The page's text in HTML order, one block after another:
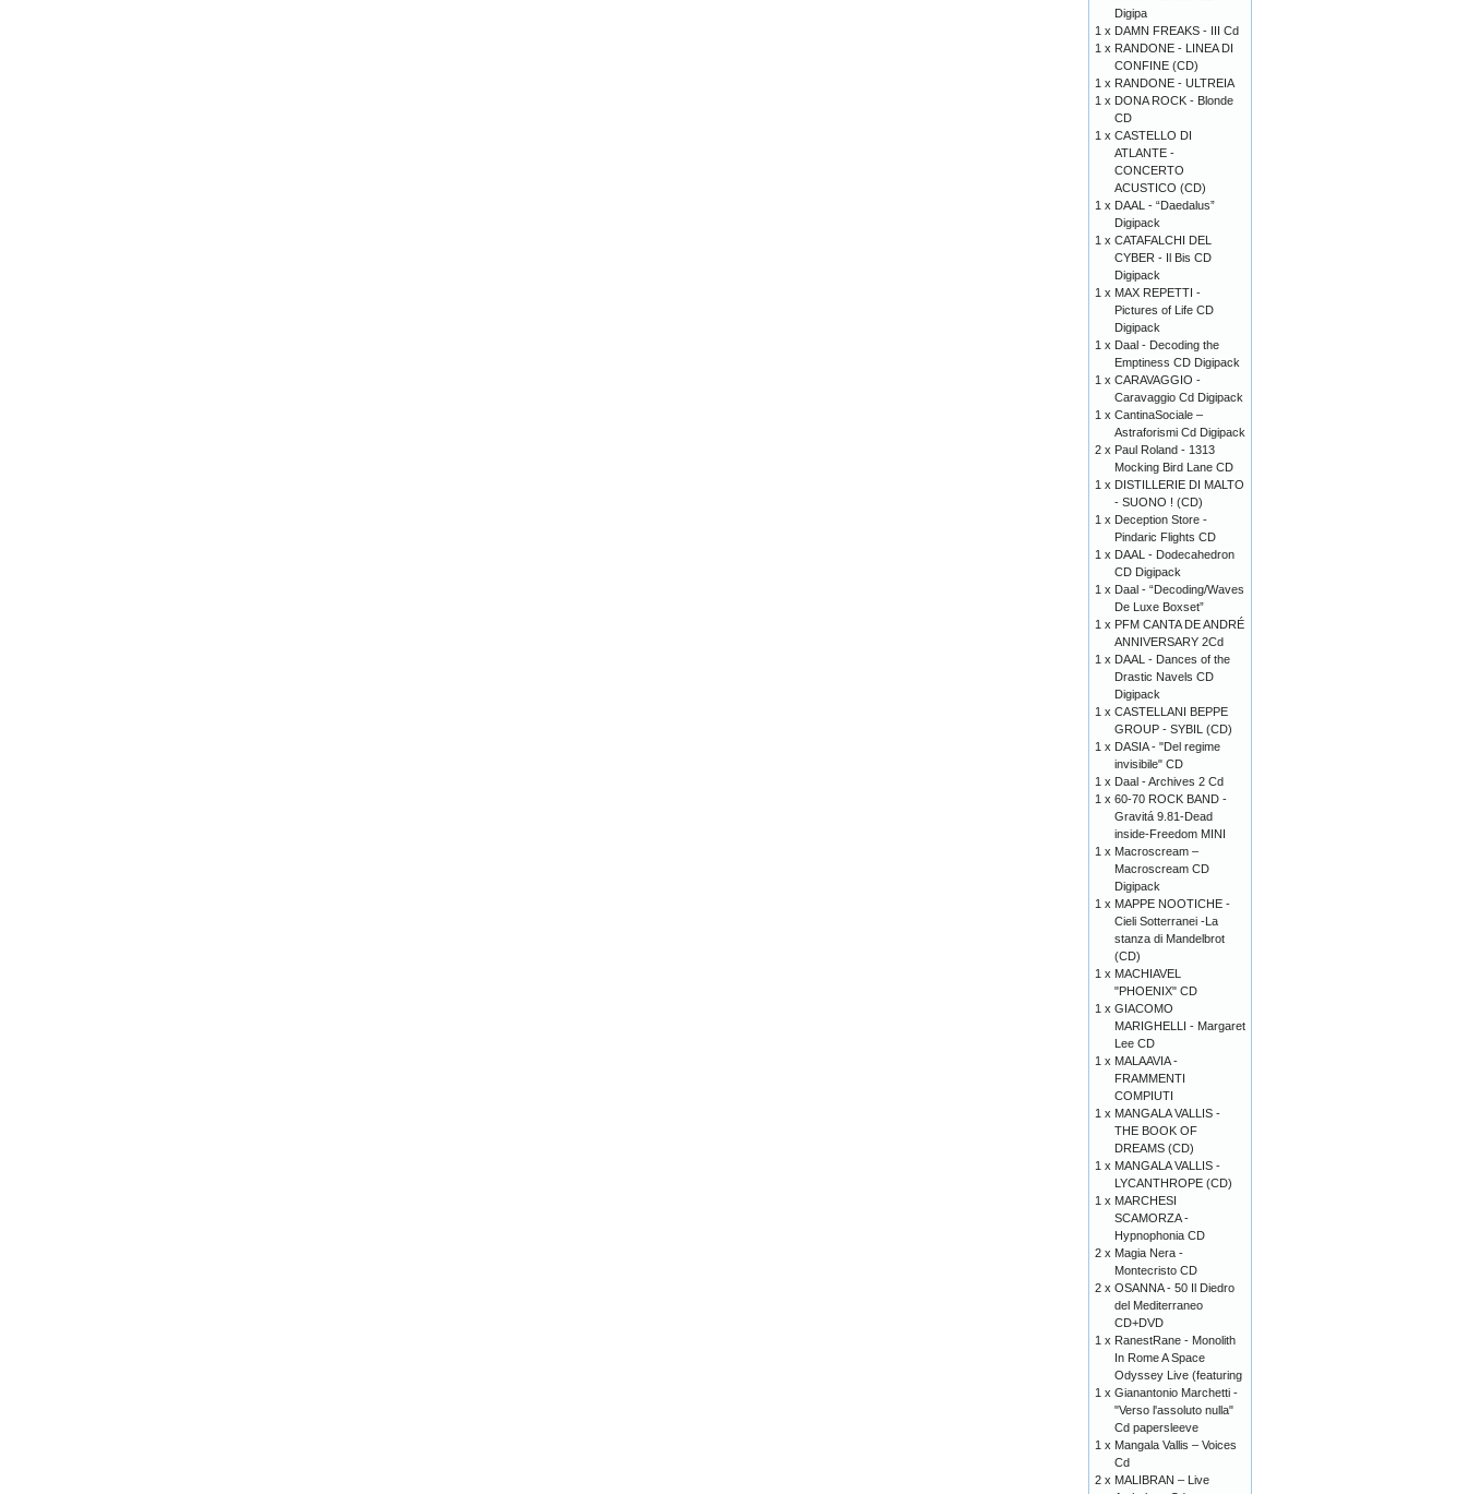
Digipa
1 x DAMN FREAKS - III Cd
1 x RANDONE - LINEA DI
CONFINE (CD)
1 x RANDONE - ULTREIA
1 x DONA ROCK - Blonde
CD
1 x CASTELLO DI
ATLANTE -
CONCERTO
ACUSTICO (CD)
1 x DAAL - “Daedalus”
Digipack
1 x CATAFALCHI DEL
CYBER - Il Bis CD
Digipack
1 x MAX REPETTI -
Pictures of Life CD
Digipack
1 x Daal - Decoding the
Emptiness CD Digipack
1 x CARAVAGGIO -
Caravaggio Cd Digipack
1 x CantinaSociale –
Astraforismi Cd Digipack
2 x Paul Roland - 1313
Mocking Bird Lane CD
1 x DISTILLERIE DI MALTO
- SUONO ! (CD)
1 x Deception Store -
Pindaric Flights CD
1 x DAAL - Dodecahedron
CD Digipack
1 x Daal - “Decoding/Waves
De Luxe Boxset”
1 x PFM CANTA DE ANDRÉ
ANNIVERSARY 2Cd
1 x DAAL - Dances of the
Drastic Navels CD
Digipack
1 x CASTELLANI BEPPE
GROUP - SYBIL (CD)
1 x DASIA - "Del regime
invisibile" CD
1 x Daal - Archives 2 Cd
1 x 60-70 ROCK BAND -
Gravitá 9.81-Dead
inside-Freedom MINI
1 x Macroscream –
Macroscream CD
Digipack
1 x MAPPE NOOTICHE -
Cieli Sotterranei -La
stanza di Mandelbrot
(CD)
1 x MACHIAVEL
"PHOENIX" CD
1 x GIACOMO
MARIGHELLI - Margaret
Lee CD
1 x MALAAVIA -
FRAMMENTI
COMPIUTI
1 x MANGALA VALLIS -
THE BOOK OF
DREAMS (CD)
1 x MANGALA VALLIS -
LYCANTHROPE (CD)
1 x MARCHESI
SCAMORZA -
Hypnophonia CD
2 x Magia Nera -
Montecristo CD
2 x OSANNA - 50 Il Diedro
del Mediterraneo
CD+DVD
1 x RanestRane - Monolith
In Rome A Space
Odyssey Live (featuring
1 x Gianantonio Marchetti -
"Verso l'assoluto nulla"
Cd papersleeve
1 x Mangala Vallis – Voices
Cd
2 x MALIBRAN – Live